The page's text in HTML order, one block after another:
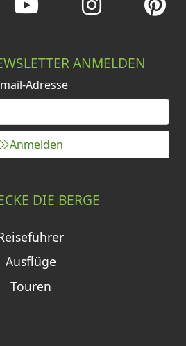
ANMELDEN
Adresse
Anmelden
DIE BERGE
Ausflüge
Touren